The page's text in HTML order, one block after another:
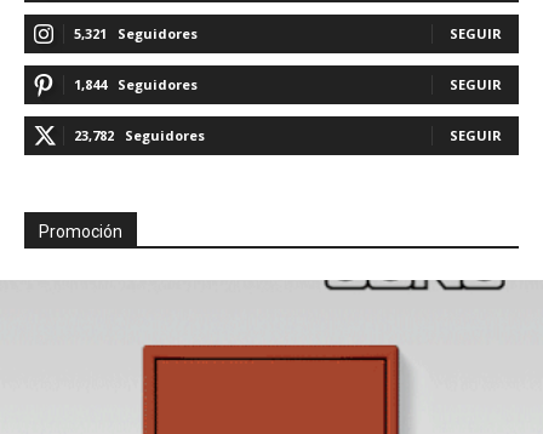
5,321 Seguidores SEGUIR
1,844 Seguidores SEGUIR
23,782 Seguidores SEGUIR
Promoción